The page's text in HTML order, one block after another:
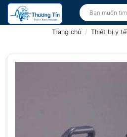
Bỏ
qua
Tìm
kiếm:
Trang chủ / Thiết bị y tế